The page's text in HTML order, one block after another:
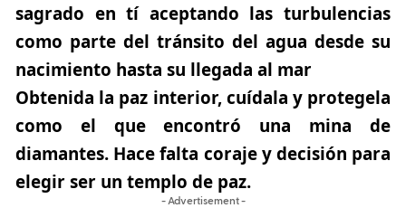
sagrado en tí aceptando las turbulencias
como parte del tránsito del agua desde su
nacimiento hasta su llegada al mar
Obtenida la paz interior, cuídala y protegela
como el que encontró una mina de
diamantes. Hace falta coraje y decisión para
elegir ser un templo de paz.
- Advertisement -